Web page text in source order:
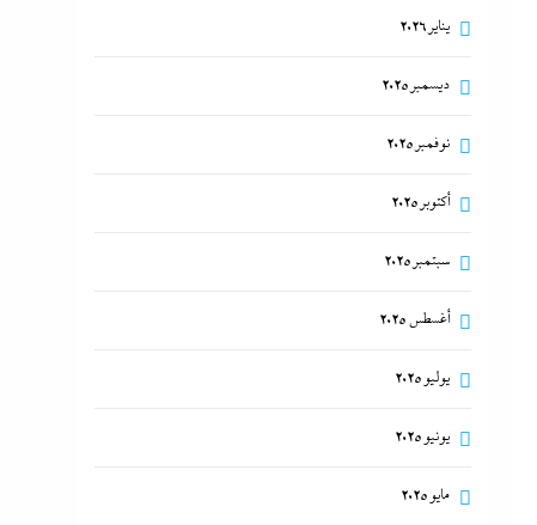
يناير 2026
ديسمبر 2025
نوفمبر 2025
أكتوبر 2025
سبتمبر 2025
أغسطس 2025
يوليو 2025
يونيو 2025
مايو 2025